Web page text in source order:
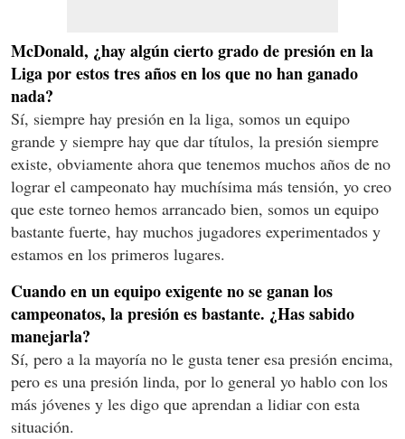
McDonald, ¿hay algún cierto grado de presión en la
Liga por estos tres años en los que no han ganado
nada?
Sí, siempre hay presión en la liga, somos un equipo
grande y siempre hay que dar títulos, la presión siempre
existe, obviamente ahora que tenemos muchos años de no
lograr el campeonato hay muchísima más tensión, yo creo
que este torneo hemos arrancado bien, somos un equipo
bastante fuerte, hay muchos jugadores experimentados y
estamos en los primeros lugares.
Cuando en un equipo exigente no se ganan los
campeonatos, la presión es bastante. ¿Has sabido
manejarla?
Sí, pero a la mayoría no le gusta tener esa presión encima,
pero es una presión linda, por lo general yo hablo con los
más jóvenes y les digo que aprendan a lidiar con esta
situación.